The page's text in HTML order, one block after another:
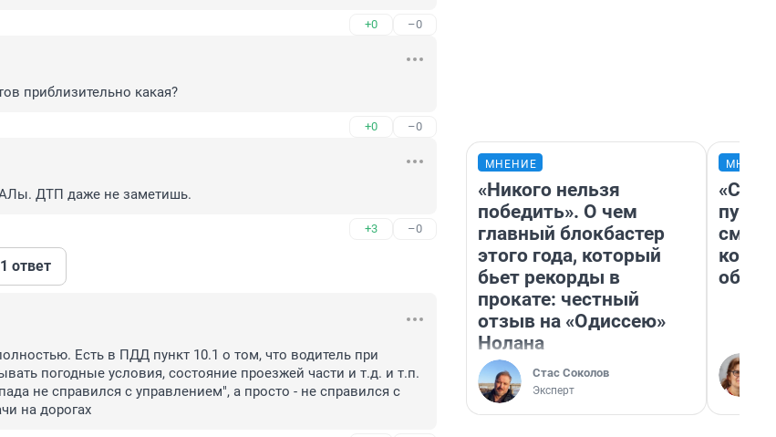
+0 –0
приблизительно какая?
+0 –0
ДТП даже не заметишь.
+3 –0
ответ
Есть в ПДД пункт 10.1 о том, что водитель при
погодные условия, состояние проезжей части и т.д. и т.п.
не справился с управлением", а просто - не справился с
на дорогах
МНЕНИЕ
«Никого нельзя
победить». О чем
главный блокбастер
этого года, который
бьет рекорды в
прокате: честный
отзыв на «Одиссею»
Нолана
Стас Соколов
Эксперт